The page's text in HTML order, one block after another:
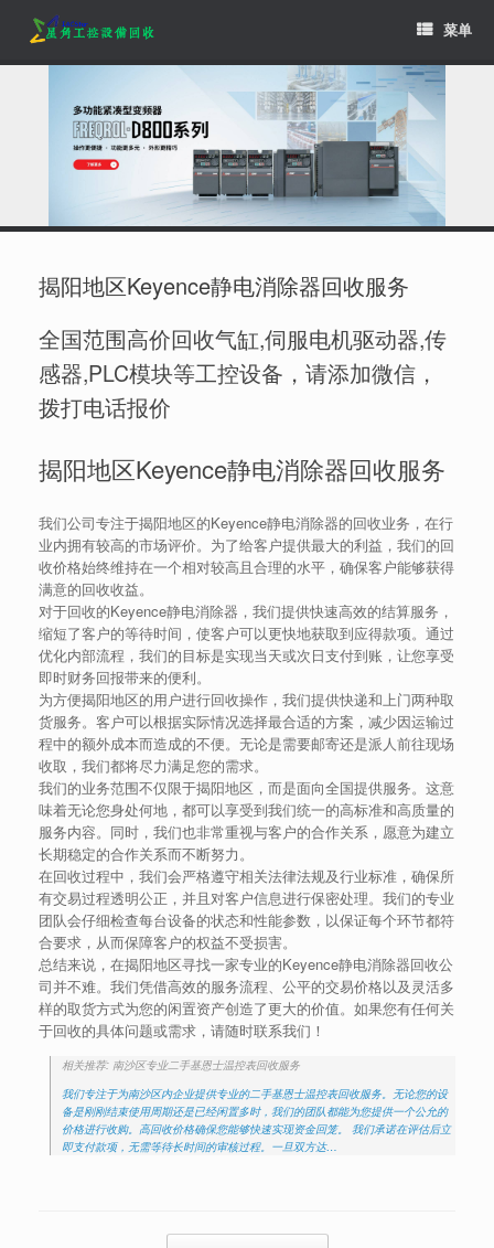
content
菜单
揭阳地区Keyence静电消除器回收服务
全国范围高价回收气缸,伺服电机驱动器,传
感器,PLC模块等工控设备，请添加微信，
拨打电话报价
揭阳地区Keyence静电消除器回收服务
我们公司专注于揭阳地区的Keyence静电消除器的回收业务，在行
业内拥有较高的市场评价。为了给客户提供最大的利益，我们的回
收价格始终维持在一个相对较高且合理的水平，确保客户能够获得
满意的回收收益。
对于回收的Keyence静电消除器，我们提供快速高效的结算服务，
缩短了客户的等待时间，使客户可以更快地获取到应得款项。通过
优化内部流程，我们的目标是实现当天或次日支付到账，让您享受
即时财务回报带来的便利。
为方便揭阳地区的用户进行回收操作，我们提供快递和上门两种取
货服务。客户可以根据实际情况选择最合适的方案，减少因运输过
程中的额外成本而造成的不便。无论是需要邮寄还是派人前往现场
收取，我们都将尽力满足您的需求。
我们的业务范围不仅限于揭阳地区，而是面向全国提供服务。这意
味着无论您身处何地，都可以享受到我们统一的高标准和高质量的
服务内容。同时，我们也非常重视与客户的合作关系，愿意为建立
长期稳定的合作关系而不断努力。
在回收过程中，我们会严格遵守相关法律法规及行业标准，确保所
有交易过程透明公正，并且对客户信息进行保密处理。我们的专业
团队会仔细检查每台设备的状态和性能参数，以保证每个环节都符
合要求，从而保障客户的权益不受损害。
总结来说，在揭阳地区寻找一家专业的Keyence静电消除器回收公
司并不难。我们凭借高效的服务流程、公平的交易价格以及灵活多
样的取货方式为您的闲置资产创造了更大的价值。如果您有任何关
于回收的具体问题或需求，请随时联系我们！
相关推荐: 南沙区专业二手基恩士温控表回收服务
我们专注于为南沙区内企业提供专业的二手基恩士温控表回收服务。无论您的设
备是刚刚结束使用周期还是已经闲置多时，我们的团队都能为您提供一个公允的
价格进行收购。高回收价格确保您能够快速实现资金回笼。 我们承诺在评估后立
即支付款项，无需等待长时间的审核过程。一旦双方达…